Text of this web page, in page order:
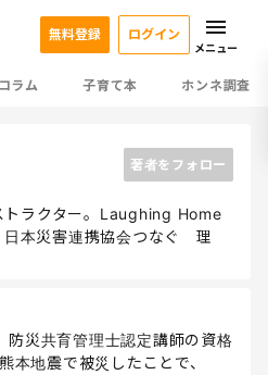
コラム 子育て本 ホンネ調査
無料登録 ログイン
メニュー
著者をフォロー
ラクター。Laughing Home
本災害連携協会つなぐ 理
防災共育管理士認定講師の資格
本地震で被災したことで、